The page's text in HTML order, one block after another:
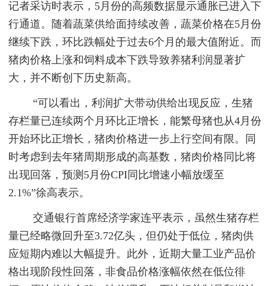
记者采访时表示，5月份的高频数据显示通胀已进入下
行通道。随着蔬菜供给面持续改善，蔬菜价格在5月份
继续下跌，环比跌幅处于过去6个月的最大值附近。而
猪肉价格上涨和饲料成本下跌导致养猪利润显著扩
大，并不断创下历史新高。
“可以看出，利润扩大带动供给出现反应，生猪
存栏量已连续两个月环比正增长，能繁母猪也从4月份
开始环比正增长，猪肉价格进一步上行空间有限。同
时考虑到去年猪周期形成的高基数，猪肉价格同比将
出现回落，预测5月份CPI同比增速小幅放缓至
2.1%”徐高表示。
交通银行首席经济学家连平表示，虽然生猪存栏
量已经略微回升至3.72亿头，但仍处于低位，猪肉供
应短期内难以大幅提升。此外，近期大量工业产品价
格出现阶段性回落，非食品价格涨幅依然在低位徘